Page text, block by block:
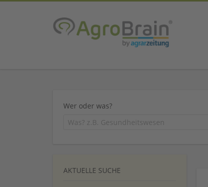
Wer oder was?
AKTUELLE SUCHE